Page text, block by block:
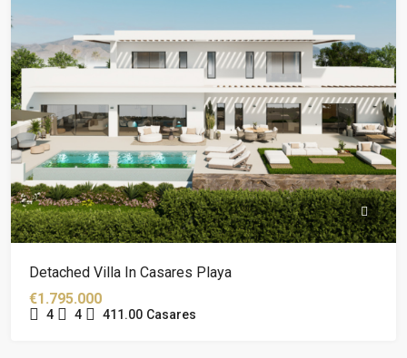
Detached Villa In Casares Playa
€1.795.000
4 4 411.00 Casares